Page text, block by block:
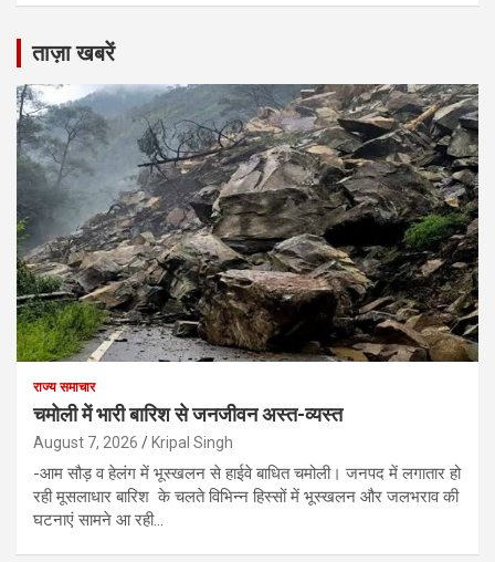
ताज़ा खबरें
राज्य समाचार
चमोली में भारी बारिश से जनजीवन अस्त-व्यस्त
August 7, 2026 Kripal Singh
-आम सौड़ व हेलंग में भूस्खलन से हाईवे बाधित चमोली। जनपद में लगातार हो
रही मूसलाधार बारिश के चलते विभिन्न हिस्सों में भूस्खलन और जलभराव की
घटनाएं सामने आ रही…